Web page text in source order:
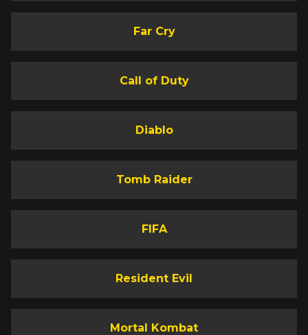
Far Cry
Call of Duty
Diablo
Tomb Raider
FIFA
Resident Evil
Mortal Kombat